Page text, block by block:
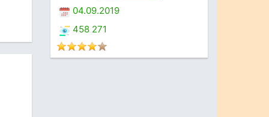
04.09.2019
458 271